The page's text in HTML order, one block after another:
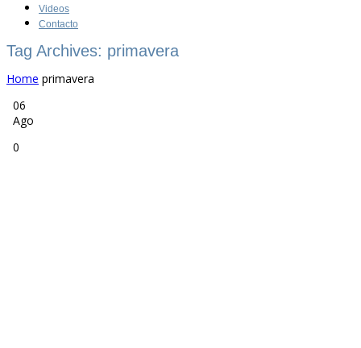
Videos
Contacto
Tag Archives: primavera
Home primavera
06
Ago
0